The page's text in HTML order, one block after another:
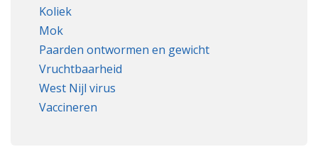
Koliek
Mok
Paarden ontwormen en gewicht
Vruchtbaarheid
West Nijl virus
Vaccineren